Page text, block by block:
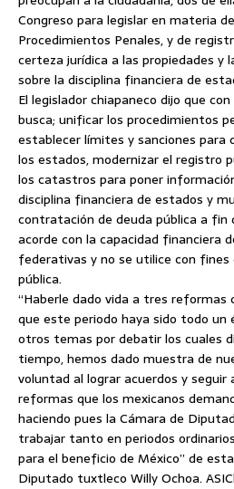
Congreso para legislar en materia
Procedimientos Penales, y de
certeza jurídica a las propiedades
sobre la disciplina financiera de
El legislador chiapaneco dijo que
busca; unificar los procedimientos
establecer límites y sanciones para
los estados, modernizar el registro
los catastros para poner
disciplina financiera de estados y
contratación de deuda pública a fin
acorde con la capacidad financiera
federativas y no se utilice con
pública.
“Haberle dado vida a tres reformas
que este periodo haya sido todo un
otros temas por debatir los cuales
tiempo, hemos dado muestra de
voluntad al lograr acuerdos y seguir
reformas que los mexicanos
haciendo pues la Cámara de
trabajar tanto en periodos
para el beneficio de México” de
Diputado tuxtleco Willy Ochoa.